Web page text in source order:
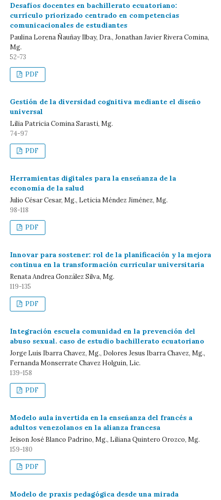
Desafíos docentes en bachillerato ecuatoriano:
currículo priorizado centrado en competencias
comunicacionales de estudiantes
Paulina Lorena Ñauñay Ilbay, Dra., Jonathan Javier Rivera Comina,
Mg.
52-73
PDF
Gestión de la diversidad cognitiva mediante el diseño
universal
Lilia Patricia Comina Sarasti, Mg.
74-97
PDF
Herramientas digitales para la enseñanza de la
economía de la salud
Julio César Cesar, Mg., Leticia Méndez Jiménez, Mg.
98-118
PDF
Innovar para sostener: rol de la planificación y la mejora
continua en la transformación curricular universitaria
Renata Andrea González Silva, Mg.
119-135
PDF
Integración escuela comunidad en la prevención del
abuso sexual. caso de estudio bachillerato ecuatoriano
Jorge Luis Ibarra Chavez, Mg., Dolores Jesus Ibarra Chavez, Mg.,
Fernanda Monserrate Chavez Holguin, Lic.
139-158
PDF
Modelo aula invertida en la enseñanza del francés a
adultos venezolanos en la alianza francesa
Jeison José Blanco Padrino, Mg., Liliana Quintero Orozco, Mg.
159-180
PDF
Modelo de praxis pedagógica desde una mirada